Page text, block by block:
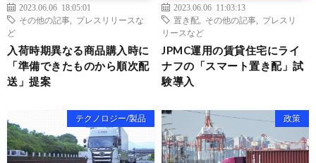
2023.06.06 18:05:01
その他の記事
プレスリリースな
ど
入荷時期異なる商品購入時に
「準備できたものから順次配
送」提案
2023.06.06 11:03:13
置き配
その他の記事
プレスリ
リースなど
JPMC運⽤の賃貸住宅にライ
ナフの「スマート置き配」試
験導⼊
テクノロジー/製品 政策